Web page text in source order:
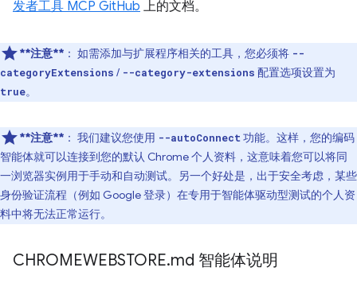
发者工具 MCP GitHub 上的文档。
**注意** ： 如需添加与扩展程序相关的工具，您必须将 --
categoryExtensions / --category-extensions 配置选项设置为
true。
**注意** ： 我们建议您使用 --autoConnect功能。这样，您的编码
智能体就可以连接到您的默认 Chrome 个人资料，这意味着您可以将同
一浏览器实例用于手动和自动测试。另一个好处是，出于安全考虑，某些
身份验证流程（例如 Google 登录）在专用于智能体驱动型测试的个人资
料中将无法正常运行。
CHROMEWEBSTORE.md 智能体说明